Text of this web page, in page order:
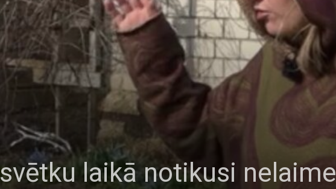
laikā notikusi nelaime